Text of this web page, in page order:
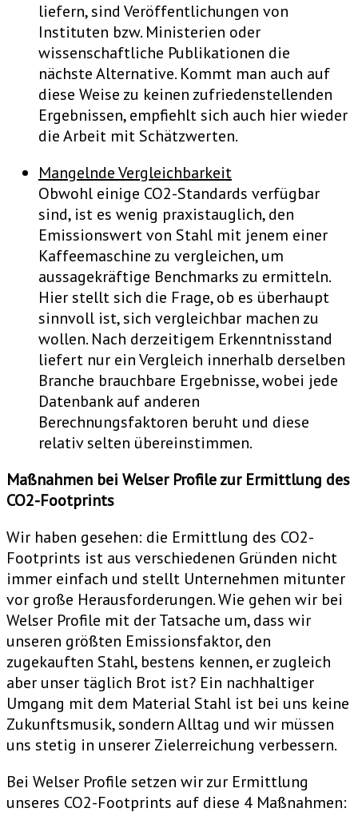
liefern, sind Veröffentlichungen von
Instituten bzw. Ministerien oder
wissenschaftliche Publikationen die
nächste Alternative. Kommt man auch auf
diese Weise zu keinen zufriedenstellenden
Ergebnissen, empfiehlt sich auch hier wieder
die Arbeit mit Schätzwerten.
Mangelnde Vergleichbarkeit
Obwohl einige CO2-Standards verfügbar
sind, ist es wenig praxistauglich, den
Emissionswert von Stahl mit jenem einer
Kaffeemaschine zu vergleichen, um
aussagekräftige Benchmarks zu ermitteln.
Hier stellt sich die Frage, ob es überhaupt
sinnvoll ist, sich vergleichbar machen zu
wollen. Nach derzeitigem Erkenntnisstand
liefert nur ein Vergleich innerhalb derselben
Branche brauchbare Ergebnisse, wobei jede
Datenbank auf anderen
Berechnungsfaktoren beruht und diese
relativ selten übereinstimmen.
Maßnahmen bei Welser Profile zur Ermittlung des
CO2-Footprints
Wir haben gesehen: die Ermittlung des CO2-
Footprints ist aus verschiedenen Gründen nicht
immer einfach und stellt Unternehmen mitunter
vor große Herausforderungen. Wie gehen wir bei
Welser Profile mit der Tatsache um, dass wir
unseren größten Emissionsfaktor, den
zugekauften Stahl, bestens kennen, er zugleich
aber unser täglich Brot ist? Ein nachhaltiger
Umgang mit dem Material Stahl ist bei uns keine
Zukunftsmusik, sondern Alltag und wir müssen
uns stetig in unserer Zielerreichung verbessern.
Bei Welser Profile setzen wir zur Ermittlung
unseres CO2-Footprints auf diese 4 Maßnahmen: